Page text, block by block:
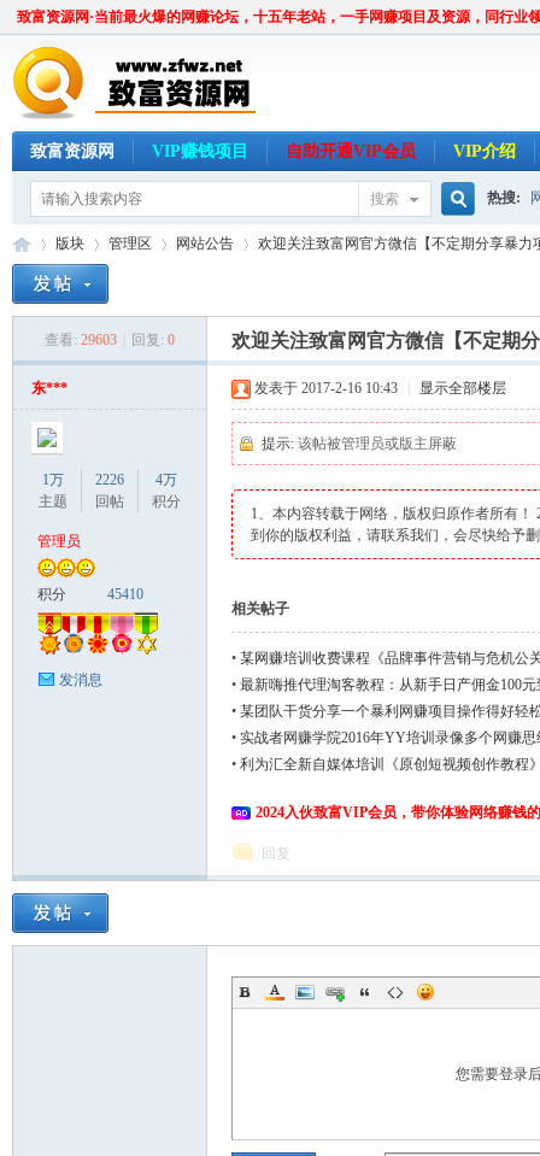
致富资源网·当前最火爆的网赚论坛，十五年老站，一手网赚项目及资源，同行业
致富资源网 VIP赚钱项目 自助开通VIP会员 VIP介绍
搜索
搜
索
热搜:
版块
›
管理区
›
网站公告
›
欢迎关注致富网官方微信【不定期分享暴力
查看: 29603 回复: 0 欢迎关注致富网官方微信【不定期
东***
1万
主题
2226
回帖
4万
积分
管理员
积分 45410
发消息
发表于 2017-2-16 10:43 显示全部楼层
提示: 该帖被管理员或版主屏蔽
1、本内容转载于网络，版权归原作者所有
到你的版权利益，请联系我们，会尽快给予
相关帖子
• 某网赚培训收费课程《品牌事件营销与危机公
• 最新嗨推代理淘客教程：从新手日产佣金100
分工操作
• 某团队干货分享一个暴利网赚项目操作得好轻
• 实战者网赚学院2016年YY培训录像多个网赚
• 利为汇全新自媒体培训《原创短视频创作教程
2024入伙致富VIP会员，带你体验网络赚钱
回复
您需要登录